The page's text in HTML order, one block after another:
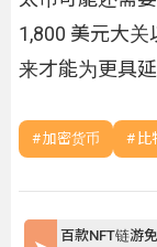
1,800 美元大
来才能为更具
加密货币 比
百款NFT链游免